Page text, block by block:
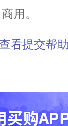
用。
看提交帮